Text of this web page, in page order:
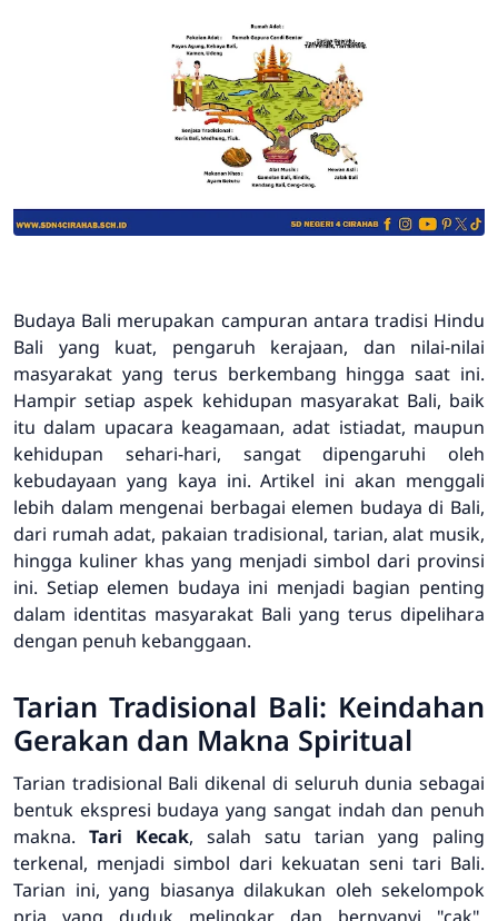
Budaya Bali merupakan campuran antara tradisi Hindu
Bali yang kuat, pengaruh kerajaan, dan nilai-nilai
masyarakat yang terus berkembang hingga saat ini.
Hampir setiap aspek kehidupan masyarakat Bali, baik
itu dalam upacara keagamaan, adat istiadat, maupun
kehidupan sehari-hari, sangat dipengaruhi oleh
kebudayaan yang kaya ini. Artikel ini akan menggali
lebih dalam mengenai berbagai elemen budaya di Bali,
dari rumah adat, pakaian tradisional, tarian, alat musik,
hingga kuliner khas yang menjadi simbol dari provinsi
ini. Setiap elemen budaya ini menjadi bagian penting
dalam identitas masyarakat Bali yang terus dipelihara
dengan penuh kebanggaan.
Tarian Tradisional Bali: Keindahan
Gerakan dan Makna Spiritual
Tarian tradisional Bali dikenal di seluruh dunia sebagai
bentuk ekspresi budaya yang sangat indah dan penuh
makna. Tari Kecak, salah satu tarian yang paling
terkenal, menjadi simbol dari kekuatan seni tari Bali.
Tarian ini, yang biasanya dilakukan oleh sekelompok